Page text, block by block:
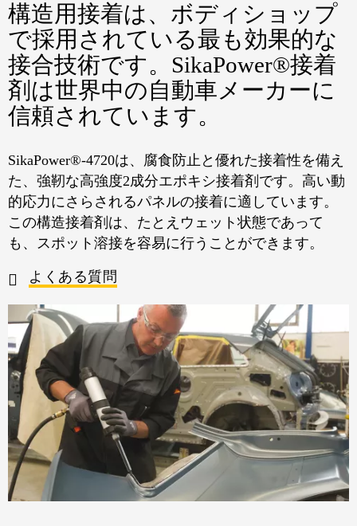
構造用接着は、ボディショップ
で採用されている最も効果的な
接合技術です。SikaPower®接着
剤は世界中の自動車メーカーに
信頼されています。
SikaPower®-4720は、腐食防止と優れた接着性を備え
た、強靭な高強度2成分エポキシ接着剤です。高い動
的応力にさらされるパネルの接着に適しています。
この構造接着剤は、たとえウェット状態であって
も、スポット溶接を容易に行うことができます。
よくある質問